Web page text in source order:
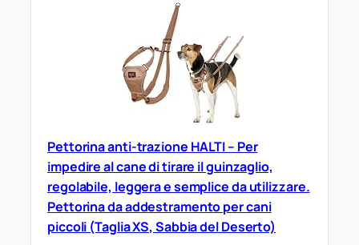
Pettorina anti-trazione HALTI – Per
impedire al cane di tirare il guinzaglio,
regolabile, leggera e semplice da utilizzare.
Pettorina da addestramento per cani
piccoli (Taglia XS, Sabbia del Deserto)